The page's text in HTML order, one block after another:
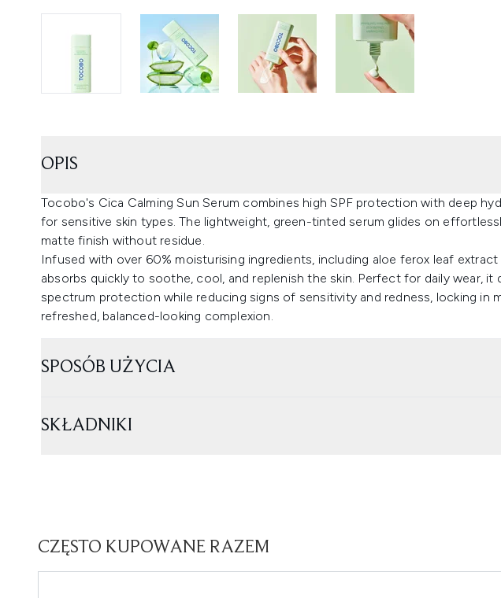
OPIS
Tocobo's Cica Calming Sun Serum combines high SPF protection with deep
for sensitive skin types. The lightweight, green-tinted serum glides on
matte finish without residue.
Infused with over 60% moisturising ingredients, including aloe ferox leaf
absorbs quickly to soothe, cool, and replenish the skin. Perfect for daily wear, it
spectrum protection while reducing signs of sensitivity and redness, locking in
refreshed, balanced-looking complexion.
SPOSÓB UŻYCIA
SKŁADNIKI
CZĘSTO KUPOWANE RAZEM